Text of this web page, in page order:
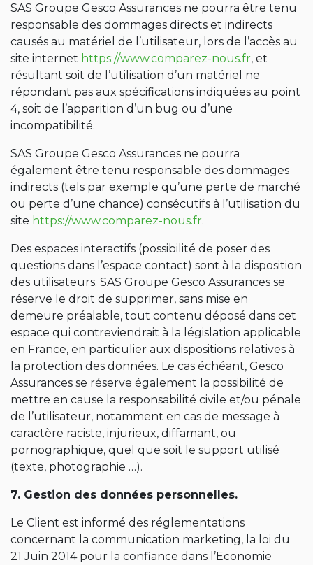
SAS Groupe Gesco Assurances ne pourra être tenu
responsable des dommages directs et indirects
causés au matériel de l’utilisateur, lors de l’accès au
site internet https://www.comparez-nous.fr, et
résultant soit de l’utilisation d’un matériel ne
répondant pas aux spécifications indiquées au point
4, soit de l’apparition d’un bug ou d’une
incompatibilité.
SAS Groupe Gesco Assurances ne pourra
également être tenu responsable des dommages
indirects (tels par exemple qu’une perte de marché
ou perte d’une chance) consécutifs à l’utilisation du
site https://www.comparez-nous.fr.
Des espaces interactifs (possibilité de poser des
questions dans l’espace contact) sont à la disposition
des utilisateurs. SAS Groupe Gesco Assurances se
réserve le droit de supprimer, sans mise en
demeure préalable, tout contenu déposé dans cet
espace qui contreviendrait à la législation applicable
en France, en particulier aux dispositions relatives à
la protection des données. Le cas échéant, Gesco
Assurances se réserve également la possibilité de
mettre en cause la responsabilité civile et/ou pénale
de l’utilisateur, notamment en cas de message à
caractère raciste, injurieux, diffamant, ou
pornographique, quel que soit le support utilisé
(texte, photographie …).
7. Gestion des données personnelles.
Le Client est informé des réglementations
concernant la communication marketing, la loi du
21 Juin 2014 pour la confiance dans l’Economie